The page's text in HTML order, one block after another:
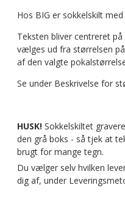
Hos BIG er sokkelskilt
Teksten bliver centreret
vælges ud fra størrelsen
af den valgte
Se under Beskrivelse for
HUSK! Sokkelskiltet
den grå boks - så tjek at
brugt for mange tegn.
Du vælger selv hvilken
dig af, under